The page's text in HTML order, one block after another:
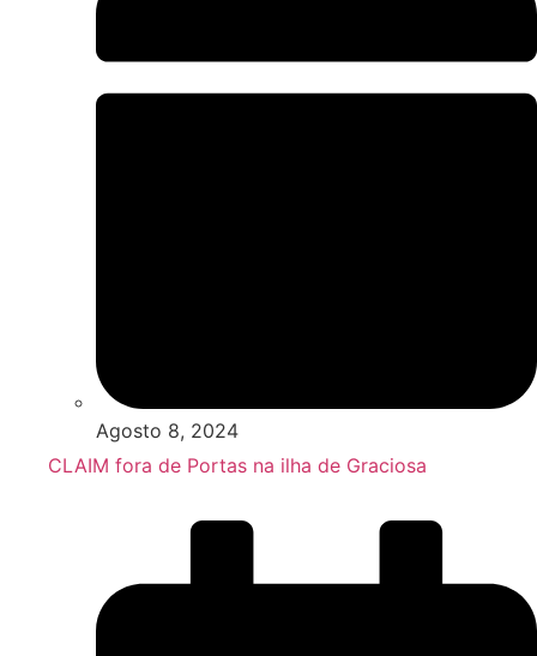
Agosto 8, 2024
CLAIM fora de Portas na ilha de Graciosa